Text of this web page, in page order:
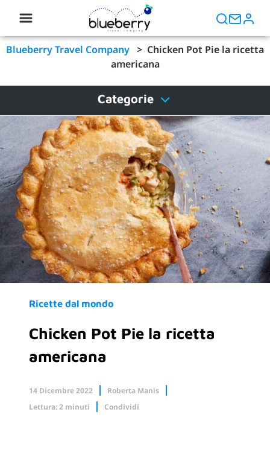
Blueberry Travel Company > Chicken Pot Pie la ricetta
americana
Categorie
Ricette dal mondo
Chicken Pot Pie la ricetta
americana
14 Dicembre 2022
Roberta Manis
Lettura: 2 minuti
Condividi